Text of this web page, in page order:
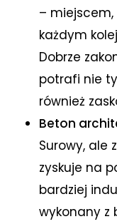
– miejscem,
każdym
Dobrze
potrafi nie
również
Beton
Surowy, ale
zyskuje na
bardziej
wykonany z